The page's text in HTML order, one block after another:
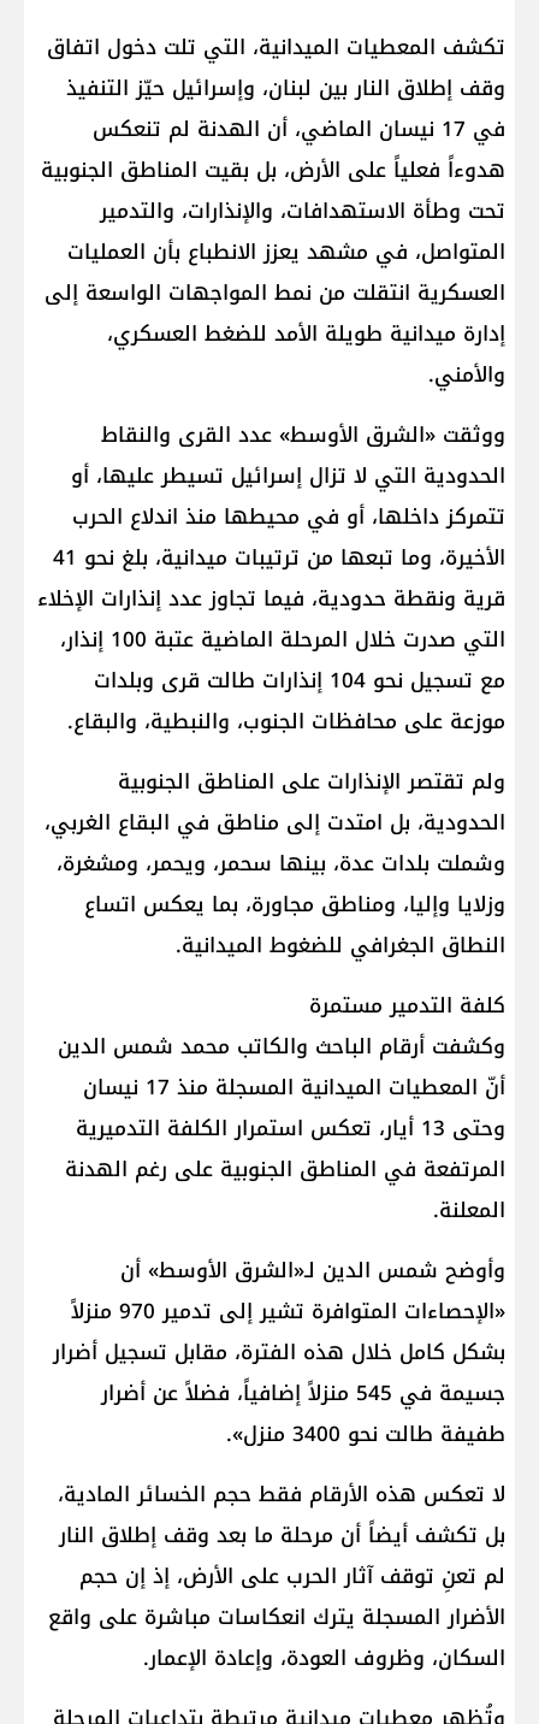
تكشف المعطيات الميدانية، التي تلت دخول اتفاق
وقف إطلاق النار بين لبنان، وإسرائيل حيّز التنفيذ
في 17 نيسان الماضي، أن الهدنة لم تنعكس
هدوءاً فعلياً على الأرض، بل بقيت المناطق الجنوبية
تحت وطأة الاستهدافات، والإنذارات، والتدمير
المتواصل، في مشهد يعزز الانطباع بأن العمليات
العسكرية انتقلت من نمط المواجهات الواسعة إلى
إدارة ميدانية طويلة الأمد للضغط العسكري،
والأمني.
ووثقت «الشرق الأوسط» عدد القرى والنقاط
الحدودية التي لا تزال إسرائيل تسيطر عليها، أو
تتمركز داخلها، أو في محيطها منذ اندلاع الحرب
الأخيرة، وما تبعها من ترتيبات ميدانية، بلغ نحو 41
قرية ونقطة حدودية، فيما تجاوز عدد إنذارات الإخلاء
التي صدرت خلال المرحلة الماضية عتبة 100 إنذار،
مع تسجيل نحو 104 إنذارات طالت قرى وبلدات
موزعة على محافظات الجنوب، والنبطية، والبقاع.
ولم تقتصر الإنذارات على المناطق الجنوبية
الحدودية، بل امتدت إلى مناطق في البقاع الغربي،
وشملت بلدات عدة، بينها سحمر، ويحمر، ومشغرة،
وزلايا وإليا، ومناطق مجاورة، بما يعكس اتساع
النطاق الجغرافي للضغوط الميدانية.
كلفة التدمير مستمرة
وكشفت أرقام الباحث والكاتب محمد شمس الدين
أنّ المعطيات الميدانية المسجلة منذ 17 نيسان
وحتى 13 أيار، تعكس استمرار الكلفة التدميرية
المرتفعة في المناطق الجنوبية على رغم الهدنة
المعلنة.
وأوضح شمس الدين لـ«الشرق الأوسط» أن
«الإحصاءات المتوافرة تشير إلى تدمير 970 منزلاً
بشكل كامل خلال هذه الفترة، مقابل تسجيل أضرار
جسيمة في 545 منزلاً إضافياً، فضلاً عن أضرار
طفيفة طالت نحو 3400 منزل».
لا تعكس هذه الأرقام فقط حجم الخسائر المادية،
بل تكشف أيضاً أن مرحلة ما بعد وقف إطلاق النار
لم تعنِ توقف آثار الحرب على الأرض، إذ إن حجم
الأضرار المسجلة يترك انعكاسات مباشرة على واقع
السكان، وظروف العودة، وإعادة الإعمار.